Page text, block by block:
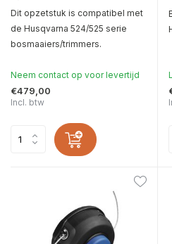
Dit opzetstuk is compatibel met
de Husqvarna 524/525 serie
bosmaaiers/trimmers.
Neem contact op voor levertijd
€479,00
Incl. btw